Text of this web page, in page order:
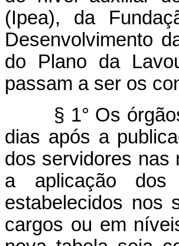
(Ipea), da
Desenvolvimento
do Plano da
passam a ser os
§ 1° Os órgãos
dias após a
dos servidores nas
a aplicação dos
estabelecidos nos
cargos ou em